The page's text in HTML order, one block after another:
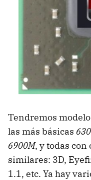
Tendremos
las más básicas
6900M, y todas
similares: 3D,
1.1, etc. Ya hay